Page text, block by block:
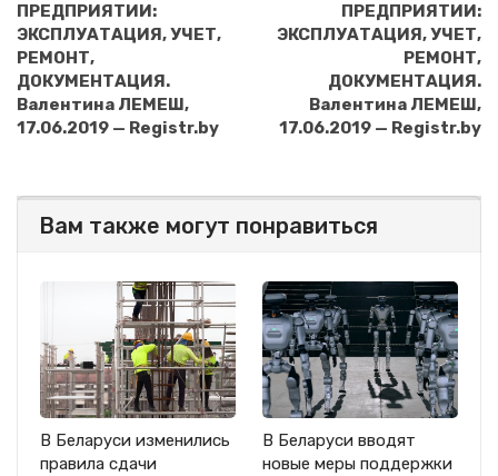
ПРЕДПРИЯТИИ:
ЭКСПЛУАТАЦИЯ, УЧЕТ,
РЕМОНТ,
ДОКУМЕНТАЦИЯ.
Валентина ЛЕМЕШ,
17.06.2019 — Registr.by
ПРЕДПРИЯТИИ:
ЭКСПЛУАТАЦИЯ, УЧЕТ,
РЕМОНТ,
ДОКУМЕНТАЦИЯ.
Валентина ЛЕМЕШ,
17.06.2019 — Registr.by
Вам также могут понравиться
В Беларуси изменились
правила сдачи
В Беларуси вводят
новые меры поддержки